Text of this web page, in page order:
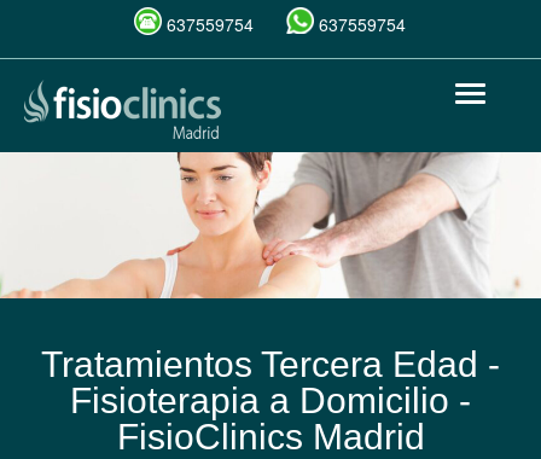
Pasar
contenido
637559754 637559754
Toggle
Tratamientos Tercera Edad -
Fisioterapia a Domicilio -
FisioClinics Madrid